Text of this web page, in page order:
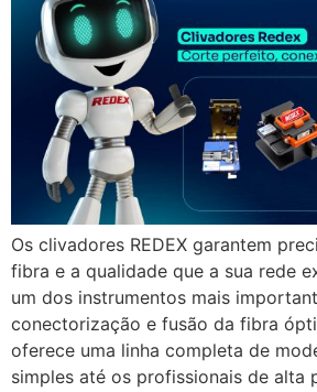
Os clivadores REDEX garantem
fibra e a qualidade que a sua rede
um dos instrumentos mais
conectorização e fusão da fibra
oferece uma linha completa de
simples até os profissionais de alta